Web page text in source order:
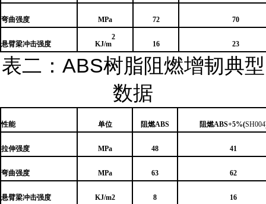
弯曲强度 MPa 72 70
悬臂梁冲击强度 KJ/m
2
16 23
表二：ABS树脂阻燃增韧典型
数据
性能 单位 阻燃ABS 阻燃ABS+5%(SH004
拉伸强度 MPa 48 41
弯曲强度 MPa 63 62
悬臂梁冲击强度 KJ/m2 8 16